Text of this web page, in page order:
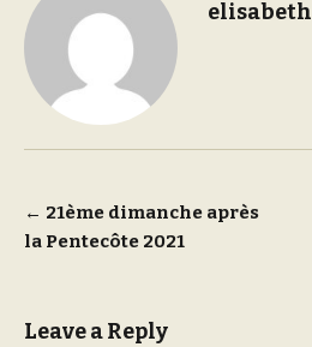
elisabeth
Post
navigation
← 21ème dimanche après
la Pentecôte 2021
Leave a Reply